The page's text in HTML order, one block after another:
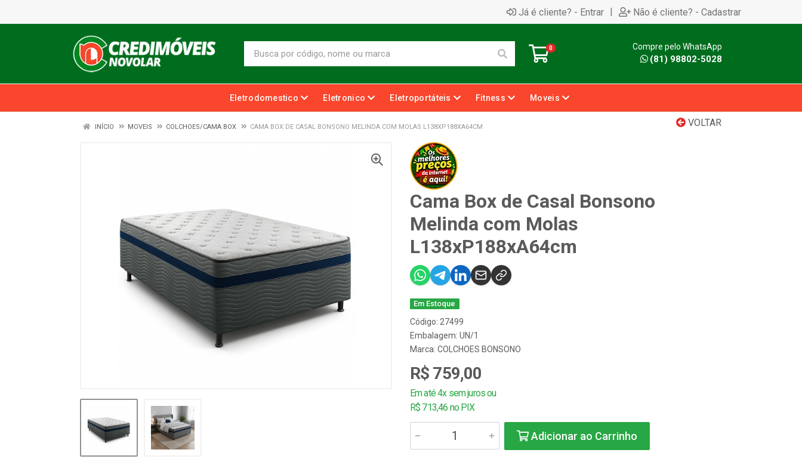
Já é cliente? - Entrar | Não é cliente? - Cadastrar
0 Compre pelo WhatsApp
(81) 98802-5028
Eletrodomestico Eletronico Eletroportáteis Fitness Moveis
VOLTAR
INÍCIO MOVEIS COLCHOES/CAMA BOX CAMA BOX DE CASAL BONSONO MELINDA COM MOLAS L138XP188XA64CM
Cama Box de Casal Bonsono
Melinda com Molas
L138xP188xA64cm
Em Estoque
Código: 27499
Embalagem: UN/1
Marca: COLCHOES BONSONO
R$ 759,00
Em até 4x sem juros ou
R$ 713,46 no PIX
Adicionar ao Carrinho